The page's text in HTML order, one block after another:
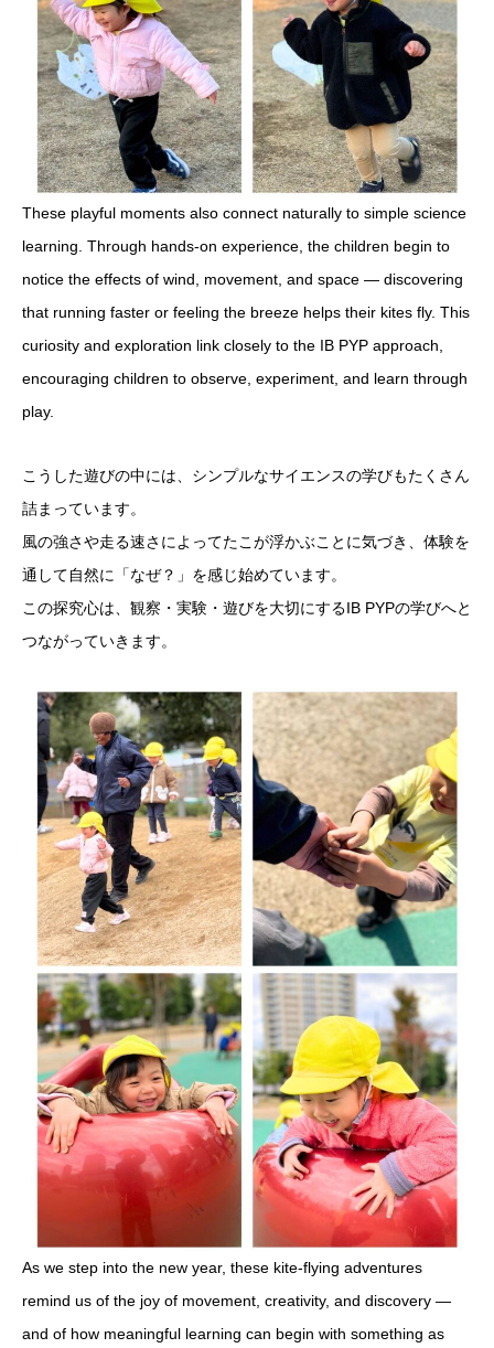
These playful moments also connect naturally to simple science
learning. Through hands-on experience, the children begin to
notice the effects of wind, movement, and space — discovering
that running faster or feeling the breeze helps their kites fly. This
curiosity and exploration link closely to the IB PYP approach,
encouraging children to observe, experiment, and learn through
play.
こうした遊びの中には、シンプルなサイエンスの学びもたくさん
詰まっています。
風の強さや走る速さによってたこが浮かぶことに気づき、体験を
通して自然に「なぜ？」を感じ始めています。
この探究心は、観察・実験・遊びを大切にするIB PYPの学びへと
つながっていきます。
As we step into the new year, these kite-flying adventures
remind us of the joy of movement, creativity, and discovery —
and of how meaningful learning can begin with something as